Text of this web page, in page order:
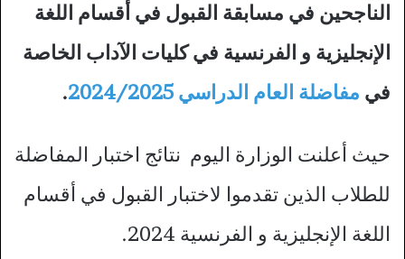
الناجحين في مسابقة القبول في أقسام اللغة
الإنجليزية و الفرنسية في كليات الآداب الخاصة
في مفاضلة العام الدراسي 2024/2025 .
حيث أعلنت الوزارة اليوم نتائج اختبار المفاضلة
للطلاب الذين تقدموا لاختبار القبول في أقسام
اللغة الإنجليزية و الفرنسية 2024.